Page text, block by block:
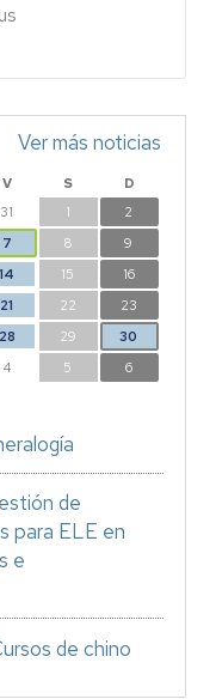
V S
D
31 1
2
7 8
9
14 15
16
21 22
23
28 29
30
4 5 6
Ver más noticias
de
para ELE en
e
de chino